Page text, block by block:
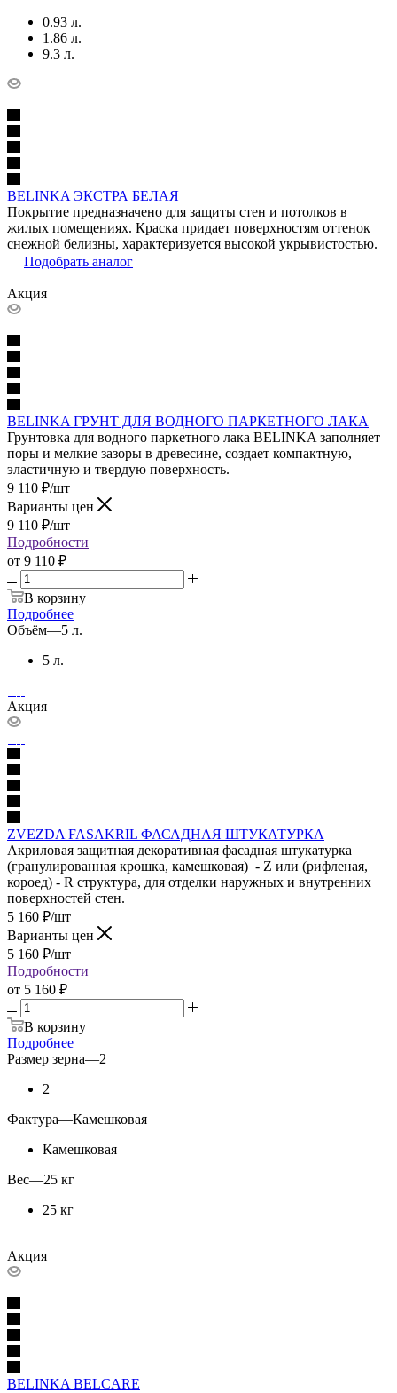
0.93 л.
1.86 л.
9.3 л.
BELINKA ЭКСТРА БЕЛАЯ
Покрытие предназначено для защиты стен и потолков в
жилых помещениях. Краска придает поверхностям оттенок
снежной белизны, характеризуется высокой укрывистостью.
Подобрать аналог
Акция
BELINKA ГРУНТ ДЛЯ ВОДНОГО ПАРКЕТНОГО ЛАКА
Грунтовка для водного паркетного лака BELINKA заполняет
поры и мелкие зазоры в древесине, создает компактную,
эластичную и твердую поверхность.
9 110 ₽/шт
Варианты цен
9 110 ₽/шт
Подробности
от 9 110 ₽
В корзину
Подробнее
Объём—5 л.
5 л.
Акция
ZVEZDA FASAKRIL ФАСАДНАЯ ШТУКАТУРКА
Акриловая защитная декоративная фасадная штукатурка
(гранулированная крошка, камешковая) - Z или (рифленая,
короед) - R структура, для отделки наружных и внутренних
поверхностей стен.
5 160 ₽/шт
Варианты цен
5 160 ₽/шт
Подробности
от 5 160 ₽
В корзину
Подробнее
Размер зерна—2
2
Фактура—Камешковая
Камешковая
Вес—25 кг
25 кг
Акция
BELINKA BELCARE